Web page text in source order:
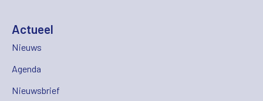
Actueel
Nieuws
Agenda
Nieuwsbrief